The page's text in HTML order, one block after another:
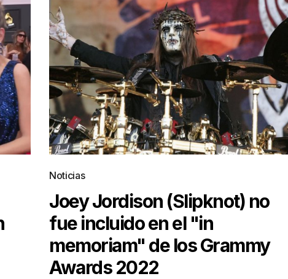
Noticias
Joey Jordison (Slipknot) no
fue incluido en el "in
memoriam" de los Grammy
Awards 2022